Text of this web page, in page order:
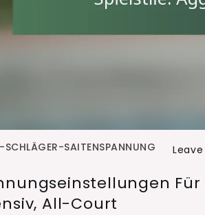
SCHLÄGER-SAITENSPANNUNG
All-Court